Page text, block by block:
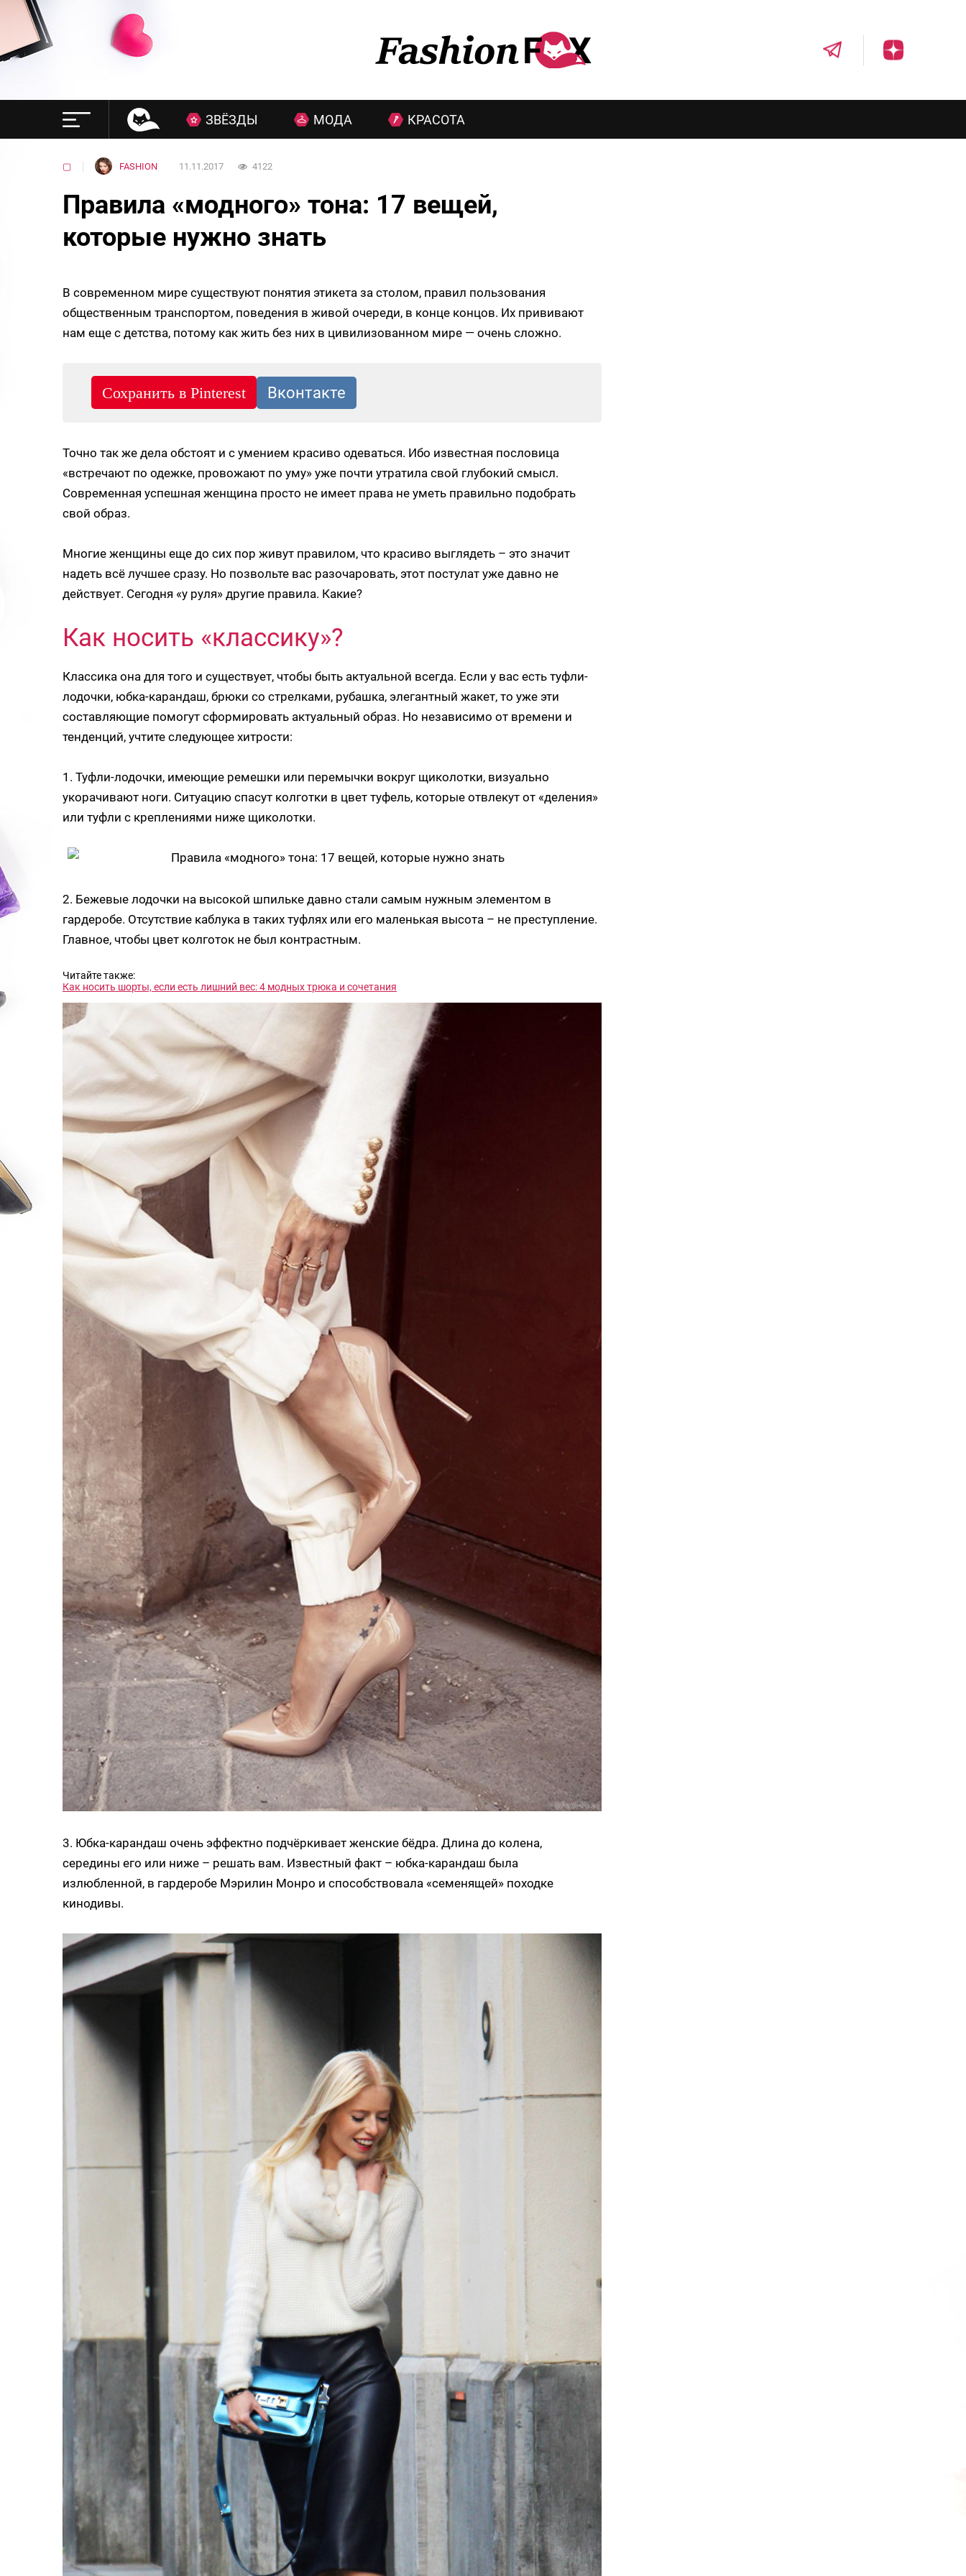
ЗВЁЗДЫ МОДА КРАСОТА
▢ FASHION 11.11.2017 4122
Правила «модного» тона: 17 вещей,
которые нужно знать
В современном мире существуют понятия этикета за столом, правил пользования
общественным транспортом, поведения в живой очереди, в конце концов. Их прививают
нам еще с детства, потому как жить без них в цивилизованном мире — очень сложно.
Точно так же дела обстоят и с умением красиво одеваться. Ибо известная пословица
«встречают по одежке, провожают по уму» уже почти утратила свой глубокий смысл.
Современная успешная женщина просто не имеет права не уметь правильно подобрать
свой образ.
Многие женщины еще до сих пор живут правилом, что красиво выглядеть – это значит
надеть всё лучшее сразу. Но позвольте вас разочаровать, этот постулат уже давно не
действует. Сегодня «у руля» другие правила. Какие?
Как носить «классику»?
Классика она для того и существует, чтобы быть актуальной всегда. Если у вас есть туфли-
лодочки, юбка-карандаш, брюки со стрелками, рубашка, элегантный жакет, то уже эти
составляющие помогут сформировать актуальный образ. Но независимо от времени и
тенденций, учтите следующее хитрости:
1. Туфли-лодочки, имеющие ремешки или перемычки вокруг щиколотки, визуально
укорачивают ноги. Ситуацию спасут колготки в цвет туфель, которые отвлекут от «деления»
или туфли с креплениями ниже щиколотки.
2. Бежевые лодочки на высокой шпильке давно стали самым нужным элементом в
гардеробе. Отсутствие каблука в таких туфлях или его маленькая высота – не преступление.
Главное, чтобы цвет колготок не был контрастным.
Читайте также:
Как носить шорты, если есть лишний вес: 4 модных трюка и сочетания
3. Юбка-карандаш очень эффектно подчёркивает женские бёдра. Длина до колена,
середины его или ниже – решать вам. Известный факт – юбка-карандаш была
излюбленной, в гардеробе Мэрилин Монро и способствовала «семенящей» походке
кинодивы.